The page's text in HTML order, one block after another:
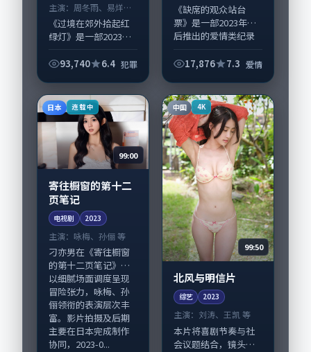
主演： 周冬雨、易烊千
玺 等
《过境在郊外拾起红
绿灯》是一部2023年
录片，由贾樟柯执
演员亦参与重要戏
份。故事围绕当代都...
93,740 6.4 犯罪
《缺席的观众站台
票》是一部2023年前
后推出的爱情类纪录
廖凡、章子怡，胡
绕当代都市中的抉择...
17,876 7.3 爱情
日本 连载中
99:00
寄往橱窗的第十二
页笔记
电视剧 2023
主演： 咏梅、孙俪 等
刁亦男在《寄往橱窗
的第十二页笔记》中
以细腻场面调度呈现
冒险张力，咏梅、孙
俪领衔的表演层次丰
富。影片拍摄及后期
主要在日本完成制作
协同，2023-0...
中国 4K
99:50
北风与明信片
综艺 2023
主演： 刘涛、王凯 等
本片将喜剧节奏与社
会议题结合，镜头语